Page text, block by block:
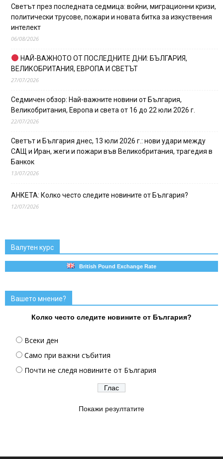
Светът през последната седмица: войни, миграционни кризи,
политически трусове, пожари и новата битка за изкуствения
интелект
06/08/2026
НАЙ-ВАЖНОТО ОТ ПОСЛЕДНИТЕ ДНИ: БЪЛГАРИЯ,
ВЕЛИКОБРИТАНИЯ, ЕВРОПА И СВЕТЪТ
27/07/2026
Седмичен обзор: Най-важните новини от България,
Великобритания, Европа и света от 16 до 22 юли 2026 г.
22/07/2026
Светът и България днес, 13 юли 2026 г.: нови удари между
САЩ и Иран, жеги и пожари във Великобритания, трагедия в
Банкок
13/07/2026
АНКЕТА: Колко често следите новините от България?
12/07/2026
Валутен курс
British Pound Exchange Rate
Вашето мнение?
Колко често следите новините от България?
Всеки ден
Само при важни събития
Почти не следя новините от България
Покажи резултатите